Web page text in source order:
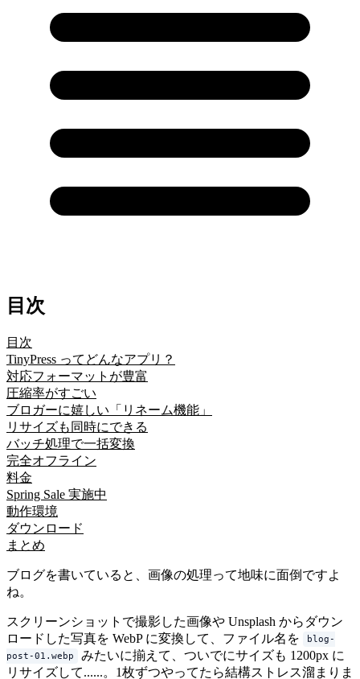
目次
目次
TinyPress ってどんなアプリ？
対応フォーマットが豊富
圧縮率がすごい
ブロガーに嬉しい「リネーム機能」
リサイズも同時にできる
バッチ処理で一括変換
完全オフライン
料金
Spring Sale 実施中
動作環境
ダウンロード
まとめ
ブログを書いていると、画像の処理って地味に面倒ですよ
ね。
スクリーンショットで撮影した画像や Unsplash からダウン
ロードした写真を WebP に変換して、ファイル名を
blog-
post-01.webp
みたいに揃えて、ついでにサイズも 1200px に
リサイズして......。1枚ずつやってたら結構ストレス溜まりま